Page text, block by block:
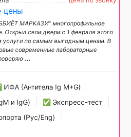
цены
МАРКАЗИ" многопрофильное
свои двери с 1 февраля этого
услуги по самым выгодным ценам. В
современные лабораторные
...
ИФА (Антитела Ig М+G)
и IgG)
✅ Экспресс-тест
(Рус/Eng)